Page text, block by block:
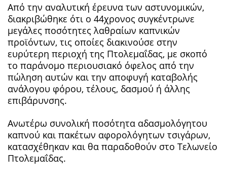
Από την αναλυτική έρευνα των αστυνομικών,
διακριβώθηκε ότι ο 44χρονος συγκέντρωνε
μεγάλες ποσότητες λαθραίων καπνικών
προϊόντων, τις οποίες διακινούσε στην
ευρύτερη περιοχή της Πτολεμαΐδας, με σκοπό
το παράνομο περιουσιακό όφελος από την
πώληση αυτών και την αποφυγή καταβολής
ανάλογου φόρου, τέλους, δασμού ή άλλης
επιβάρυνσης.
Ανωτέρω συνολική ποσότητα αδασμολόγητου
καπνού και πακέτων αφορολόγητων τσιγάρων,
κατασχέθηκαν και θα παραδοθούν στο Τελωνείο
Πτολεμαΐδας.